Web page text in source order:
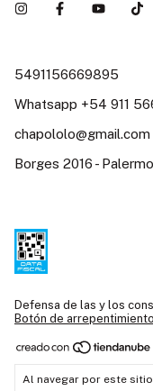
Al navegar por este sitio
5491156669895
Whatsapp +54 911
chapololo@gmail.com
Borges 2016 -
Defensa de las y los
Botón de arrepentimiento
Copyright Chapó Loló /
creativos - 2026. Todos